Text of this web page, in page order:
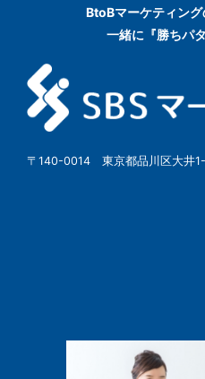
BtoBマーケティング
一緒に『勝ちパ
〒140-0014 東京都品川区大井